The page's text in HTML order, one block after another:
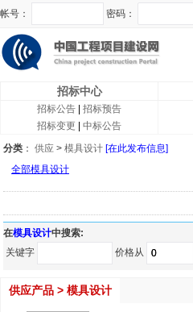
帐号： 密码：
招标中心
招标公告
招标预告
招标变更
中标公告
分类 ： 供应 > 模具设计 [在此发布信息]
全部模具设计
在模具设计中搜索:
关键字
价格从
供应产品 > 模具设计